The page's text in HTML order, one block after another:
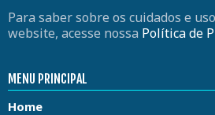
Para saber sobre os cuidados e
website, acesse nossa Política de
MENU PRINCIPAL
Home